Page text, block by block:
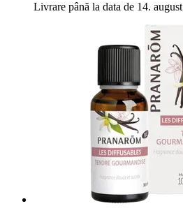
Livrare până la data de 14. august